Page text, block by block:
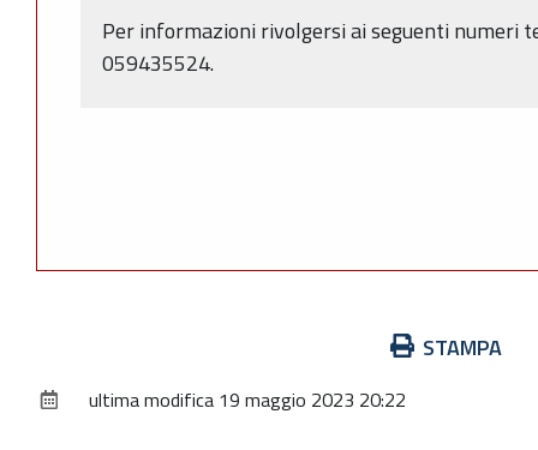
Per informazioni rivolgersi ai seguenti numeri
059435524.
documento
STAMPA
ultima modifica 19 maggio 2023 20:22